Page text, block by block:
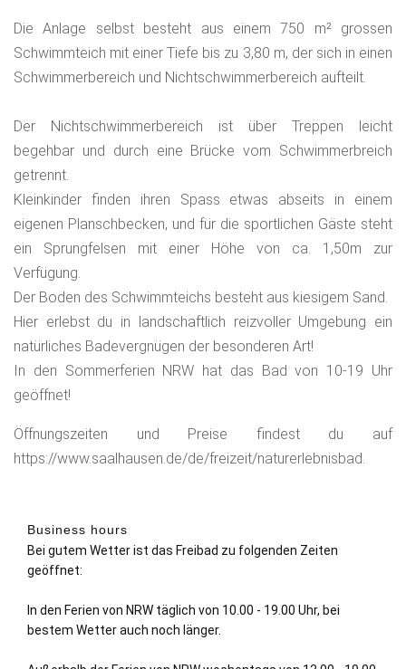
Die Anlage selbst besteht aus einem 750 m² grossen
Schwimmteich mit einer Tiefe bis zu 3,80 m, der sich in einen
Schwimmerbereich und Nichtschwimmerbereich aufteilt.
Der Nichtschwimmerbereich ist über Treppen leicht
begehbar und durch eine Brücke vom Schwimmerbreich
getrennt.
Kleinkinder finden ihren Spass etwas abseits in einem
eigenen Planschbecken, und für die sportlichen Gäste steht
ein Sprungfelsen mit einer Höhe von ca. 1,50m zur
Verfügung.
Der Boden des Schwimmteichs besteht aus kiesigem Sand.
Hier erlebst du in landschaftlich reizvoller Umgebung ein
natürliches Badevergnügen der besonderen Art!
In den Sommerferien NRW hat das Bad von 10-19 Uhr
geöffnet!
Öffnungszeiten und Preise findest du auf
https://www.saalhausen.de/de/freizeit/naturerlebnisbad.
Business hours
Bei gutem Wetter ist das Freibad zu folgenden Zeiten
geöffnet:
In den Ferien von NRW täglich von 10.00 - 19.00 Uhr, bei
bestem Wetter auch noch länger.